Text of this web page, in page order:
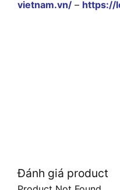
vietnam.vn/ – https://
Đánh giá product